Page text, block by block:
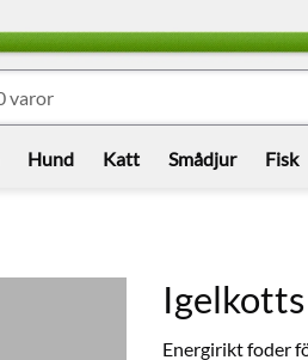
Hund Katt Smådjur Fisk
Energirikt foder